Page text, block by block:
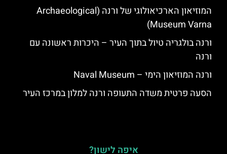
המוזיאון הארכיאולוגי של ורנה (Archaeological
Museum Varna)
ורנה בולגריה טיול בתוך העיר – היכרות ראשונה עם
ורנה
ורנה המוזיאון הימי – Naval Museum
הסעה פרטית משדה התעופה ורנה למלון במרכז העיר
איפה לישון?